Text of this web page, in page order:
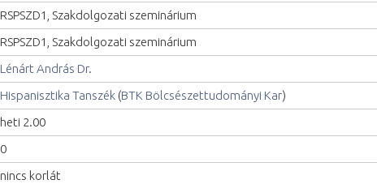
RSPSZD1, Szakdolgozati szeminárium
RSPSZD1, Szakdolgozati szeminárium
Lénárt András Dr.
Hispanisztika Tanszék (BTK Bölcsészettudományi Kar)
heti 2.00
0
nincs korlát